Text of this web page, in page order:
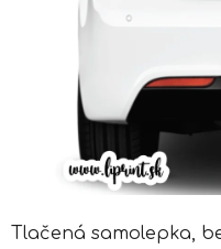
Tlačená samolepka,